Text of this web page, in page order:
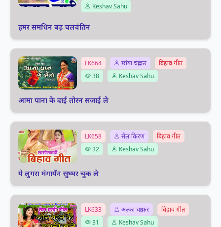
Keshav Sahu
हमर समधिन बड़ चलवंतिन
LK664 छांया चंद्राकर
बिहाव गीत
38
Keshav Sahu
आमा पाना के दाई तोरन सजाई ले
LK658 सैल किरण
बिहाव गीत
32
Keshav Sahu
ये लुगरा मंगायेंन सुघ्घर चुक ले
LK633 अल्का चंद्राकर
बिहाव गीत
31
Keshav Sahu